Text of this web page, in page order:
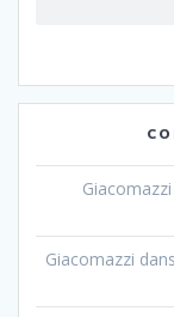
Giacomazzi
Giacomazzi dans